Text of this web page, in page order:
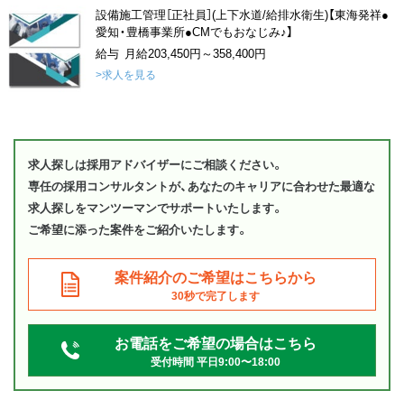
設備施工管理［正社員］(上下水道/給排水衛生)【東海発祥●
愛知・豊橋事業所●CMでもおなじみ♪】
給与 月給203,450円～358,400円
>求人を見る
求人探しは採用アドバイザーにご相談ください。
専任の採用コンサルタントが、あなたのキャリアに合わせた最適な
求人探しをマンツーマンでサポートいたします。
ご希望に添った案件をご紹介いたします。
案件紹介のご希望はこちらから
30秒で完了します
お電話をご希望の場合はこちら
受付時間 平日9:00〜18:00